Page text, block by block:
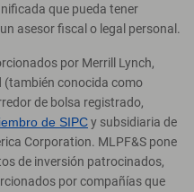
que pueda tener
asesor fiscal o legal personal.
por Merrill Lynch,
(también conocida como
de bolsa registrado,
de SIPCy subsidiaria de
Corporation. MLPF&S pone
de inversión patrocinados,
por compañías que